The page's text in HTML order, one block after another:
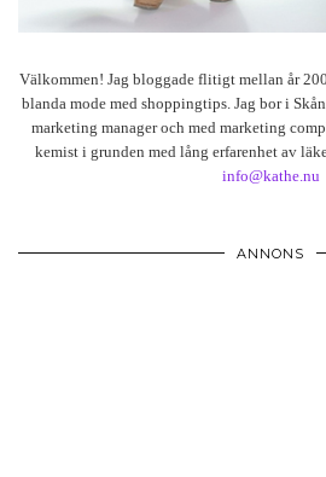
Välkommen! Jag bloggade flitigt mellan år
blanda mode med shoppingtips. Jag bor i
marketing manager och med marketing
kemist i grunden med lång erfarenhet av
info@kathe.nu
ANNONS